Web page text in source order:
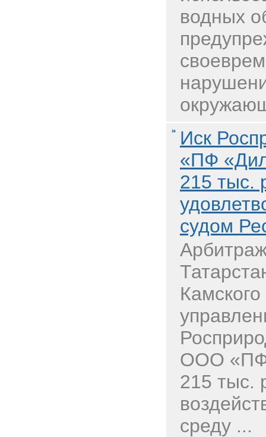
водных
Иск
«ПФ
215 тыс.
судом
ООО «ПФ
215 тыс.
среду ...